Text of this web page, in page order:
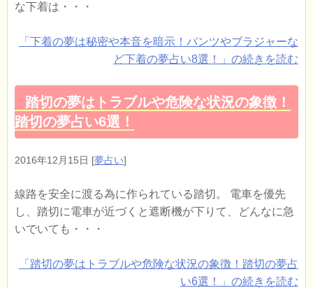
な下着は・・・
「下着の夢は秘密や本音を暗示！パンツやブラジャーな
ど下着の夢占い8選！」の続きを読む
踏切の夢はトラブルや危険な状況の象徴！
踏切の夢占い6選！
2016年12月15日 [夢占い]
線路を安全に渡る為に作られている踏切。 電車を優先
し、踏切に電車が近づくと遮断機が下りて、どんなに急
いでいても・・・
「踏切の夢はトラブルや危険な状況の象徴！踏切の夢占
い6選！」の続きを読む